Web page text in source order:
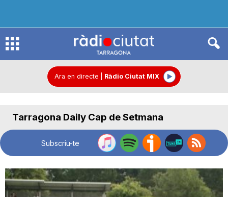
R
o
Ara en directe Ràdio Ciutat MIX
Tarragona Daily Cap de Setmana
Subscriu-te